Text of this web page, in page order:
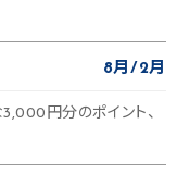
8月 2月
円分のポイント、